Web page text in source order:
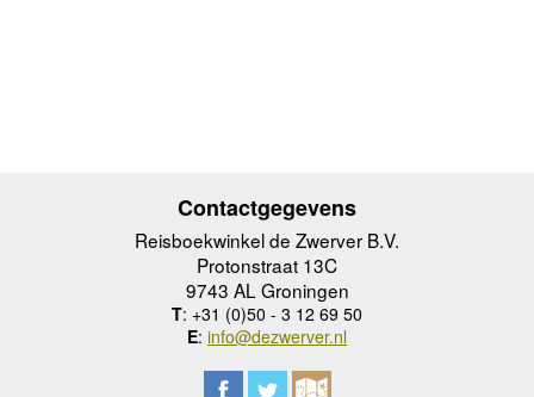
Contactgegevens
Reisboekwinkel de Zwerver B.V.
Protonstraat 13C
9743 AL Groningen
T: +31 (0)50 - 3 12 69 50
E: info@dezwerver.nl